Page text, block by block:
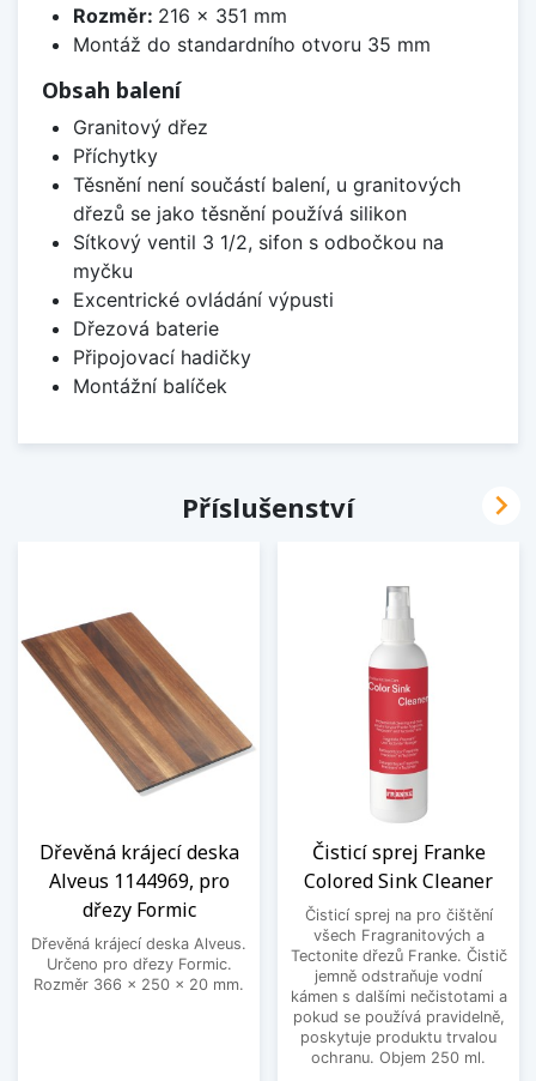
Rozměr: 216 x 351 mm
Montáž do standardního otvoru 35 mm
Obsah balení
Granitový dřez
Příchytky
Těsnění není součástí balení, u granitových
dřezů se jako těsnění používá silikon
Sítkový ventil 3 1/2, sifon s odbočkou na
myčku
Excentrické ovládání výpusti
Dřezová baterie
Připojovací hadičky
Montážní balíček
Příslušenství
Dřevěná krájecí deska
Alveus 1144969, pro
dřezy Formic
Dřevěná krájecí deska Alveus.
Určeno pro dřezy Formic.
Rozměr 366 x 250 x 20 mm.
Čisticí sprej Franke
Colored Sink Cleaner
Čisticí sprej na pro čištění
všech Fragranitových a
Tectonite dřezů Franke. Čistič
jemně odstraňuje vodní
kámen s dalšími nečistotami a
pokud se používá pravidelně,
poskytuje produktu trvalou
ochranu. Objem 250 ml.
